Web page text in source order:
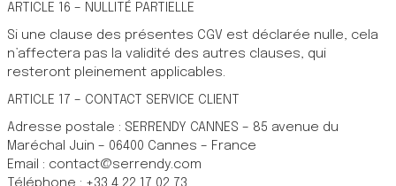
ARTICLE 16 – NULLITÉ PARTIELLE
Si une clause des présentes CGV est déclarée nulle, cela
n’affectera pas la validité des autres clauses, qui
resteront pleinement applicables.
ARTICLE 17 – CONTACT SERVICE CLIENT
Adresse postale : SERRENDY CANNES – 85 avenue du
Maréchal Juin – 06400 Cannes – France
Email : contact@serrendy.com